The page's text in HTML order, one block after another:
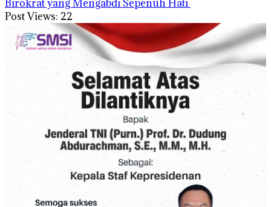
Birokrat yang Mengabdi Sepenuh Hati
Post Views: 22